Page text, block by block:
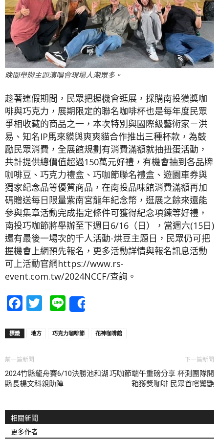
晚間舉辦主題演唱會現場人潮眾多。
趁著連假期間，民眾把握機會逛展，採購南投獲獎咖
啡與巧克力，展期限定的聯名咖啡杯也是每年度民眾
爭相收藏的商品之一，本次特別與國際級藝術家－洪
易、知名IP馬來貘與爽爽貓合作推出三種杯款，為鼓
勵民眾消費，全展館規劃有消費滿額就抽扭蛋活動，
共計提供總價值超過150萬元好禮，有機會抽到各品牌
咖啡豆、巧克力禮盒、巧咖節聯名禮盒、遊園車券與
獨家紀念品等優質商品，在南投品味館消費滿額再加
碼贈送每日限量紫南宮龍年紀念幣，逛展之餘來還能
參與集章活動完成指定條件可獲得紀念項鍊等好禮，
南投巧咖節將舉辦至下週日6/16（日），當週六(15日)
還有最後一場次的千人活動-烘豆主題日，民眾仍可把
握機會上網預先報名，更多活動詳情與報名訊息活動
可上活動官網https://www.rs-
event.com.tw/2024NCCF/查詢。
Facebook
Twitter
Line
標籤 地方 巧克力咖啡節 花神咖啡館
前一篇新聞
2024竹縣龍舟賽6/10決勝池和湖
縣長楊文科親助陣
下一篇新聞
巧咖節端午重磅分享 杯測團隊開
箱獲獎咖啡 民眾首嚐驚艷
相關新聞
更多作者